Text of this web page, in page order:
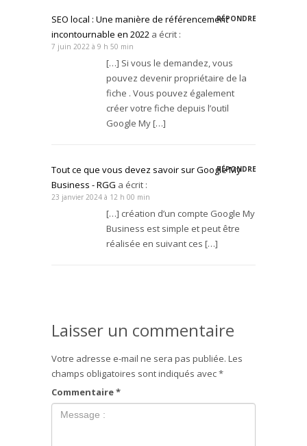
SEO local : Une manière de référencement
incontournable en 2022 a écrit :
RÉPONDRE
7 juin 2022 à 9 h 50 min
[…] Si vous le demandez, vous
pouvez devenir propriétaire de la
fiche . Vous pouvez également
créer votre fiche depuis l’outil
Google My […]
Tout ce que vous devez savoir sur Google My
Business - RGG a écrit :
RÉPONDRE
23 janvier 2024 à 12 h 00 min
[…] création d’un compte Google My
Business est simple et peut être
réalisée en suivant ces […]
Laisser un commentaire
Votre adresse e-mail ne sera pas publiée. Les
champs obligatoires sont indiqués avec*
Commentaire*